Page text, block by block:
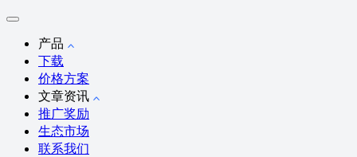
产品
下载
价格方案
文章资讯
推广奖励
生态市场
联系我们